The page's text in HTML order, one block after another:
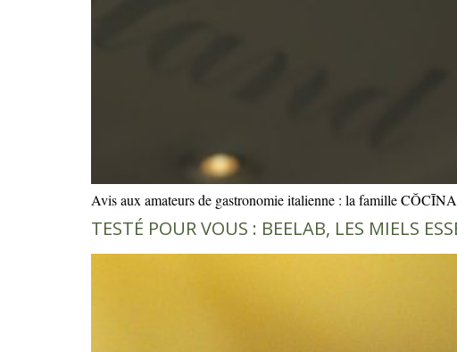
Avis aux amateurs de gastronomie italienne : la famille
TESTÉ POUR VOUS : BEELAB, LES MIELS